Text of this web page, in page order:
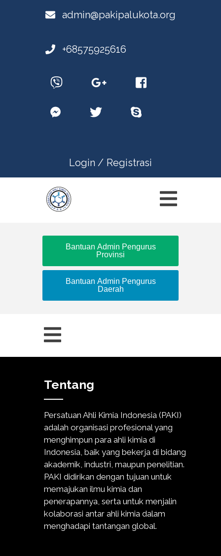
admin@pakipalukota.org
+68575925616
Login / Registrasi
Bantuan Admin Pengurus
Provinsi
Bantuan Admin Pengurus
Daerah
Tentang
Persatuan Ahli Kimia Indonesia (PAKI)
adalah organisasi profesional yang
menghimpun para ahli kimia di
Indonesia, baik yang bekerja di bidang
akademik, industri, maupun penelitian.
PAKI didirikan dengan tujuan untuk
memajukan ilmu kimia dan
penerapannya, serta untuk menjalin
kolaborasi antar ahli kimia dalam
menghadapi tantangan global.